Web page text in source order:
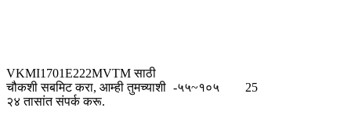
VKMI1701E222MVTM साठी
चौकशी सबमिट करा, आम्ही तुमच्याशी
२४ तासांत संपर्क करू.
-५५~१०५ 25